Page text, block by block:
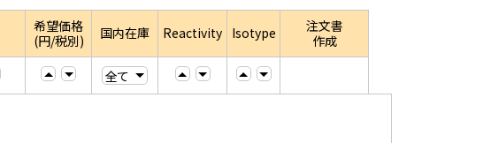
希望価格
(円/税別)
国内在庫 Reactivity Isotype
注文書
作成